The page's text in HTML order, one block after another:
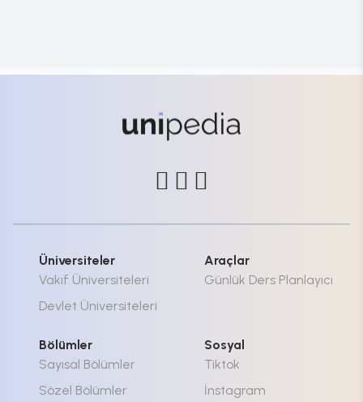
Üniversiteler
Vakıf Üniversiteleri
Devlet Üniversiteleri
Araçlar
Günlük Ders Planlayıcı
Bölümler
Sayısal Bölümler
Sözel Bölümler
Sosyal
Tiktok
İnstagram